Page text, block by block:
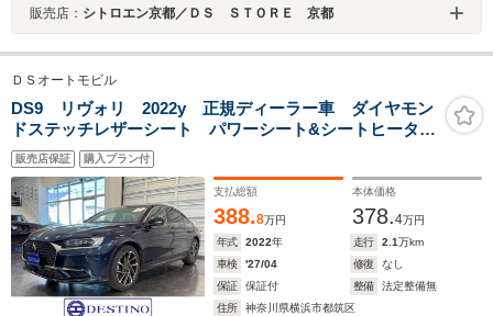
販売店： シトロエン京都／ＤＳ ＳＴＯＲＥ 京都
ＤＳオートモビル
DS9 リヴォリ 2022y 正規ディーラー車 ダイヤモン
ドステッチレザーシート パワーシート&シートヒーター
&ベンチレーション 純正ナビ 19インチAW ETC2.0
販売店保証 購入プラン付
支払総額
388.8万円
本体価格
378.4万円
年式
2022年 走行 2.1万km
車検
'27/04 修復
なし
保証
保証付 整備
法定整備無
住所
神奈川県横浜市都筑区